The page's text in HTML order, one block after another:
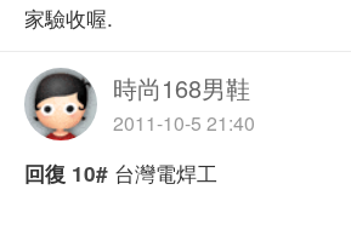
家驗收喔.
時尚168男鞋
2011-10-5 21:40
回復 10# 台灣電焊工